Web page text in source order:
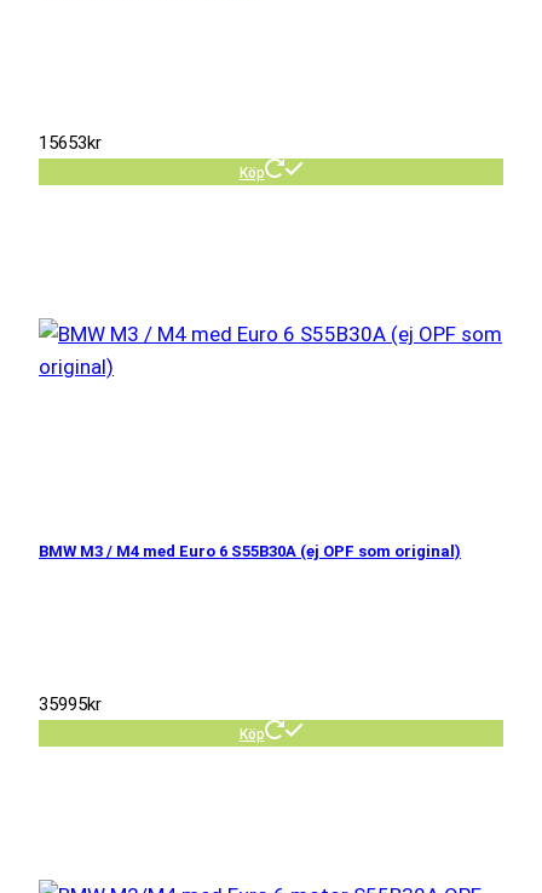
15653kr
Köp
BMW M3 / M4 med Euro 6 S55B30A (ej OPF som original)
35995kr
Köp